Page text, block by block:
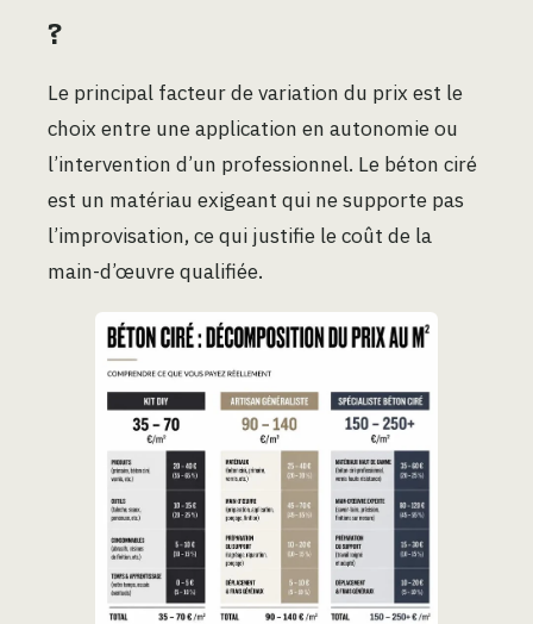
?
Le principal facteur de variation du prix est le
choix entre une application en autonomie ou
l’intervention d’un professionnel. Le béton ciré
est un matériau exigeant qui ne supporte pas
l’improvisation, ce qui justifie le coût de la
main-d’œuvre qualifiée.